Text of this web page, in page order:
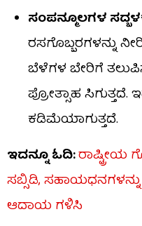
ಸಂಪನ್ಮೂಲಗಳ
ರಸಗೊಬ್ಬರಗಳನ್ನು
ಬೆಳೆಗಳ ಬೇರಿಗೆ
ಪ್ರೋತ್ಸಾಹ ಸಿಗುತ್ತದೆ.
ಕಡಿಮೆಯಾಗುತ್ತದೆ.
ಇದನ್ನೂ ಓದಿ:
ಸಬ್ಸಿಡಿ,
ಆದಾಯ ಗಳಿಸಿ